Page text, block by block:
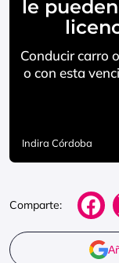
le
Conducir carro
o con esta
Indira Córdoba
Comparte: